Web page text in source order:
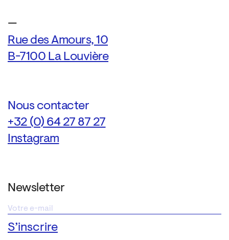
—
Rue des Amours, 10
B-7100 La Louvière
Nous contacter
+32 (0) 64 27 87 27
Instagram
Newsletter